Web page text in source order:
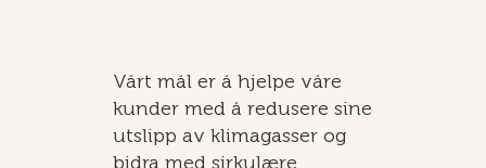
Vårt mål er å hjelpe våre
kunder med å redusere sine
utslipp av klimagasser og
bidra med sirkulære